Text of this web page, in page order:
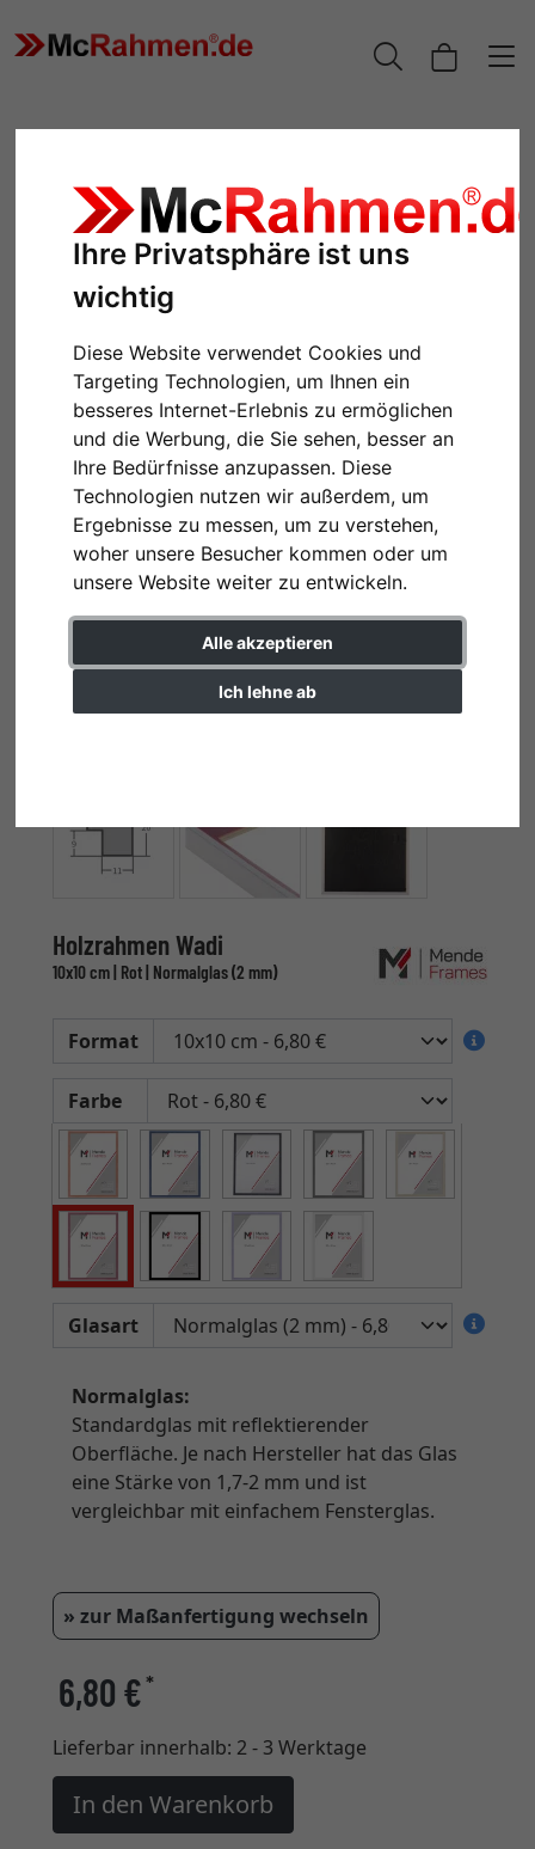
Ihre Privatsphäre ist uns
wichtig
Diese Website verwendet Cookies und
Targeting Technologien, um Ihnen ein
besseres Internet-Erlebnis zu ermöglichen
und die Werbung, die Sie sehen, besser an
Ihre Bedürfnisse anzupassen. Diese
Technologien nutzen wir außerdem, um
Ergebnisse zu messen, um zu verstehen,
woher unsere Besucher kommen oder um
unsere Website weiter zu entwickeln.
Alle akzeptieren
Ich lehne ab
Zurück
Holzrahmen Wadi
10x10 cm | Rot | Normalglas (2 mm)
Format
Farbe
Glasart
Normalglas:
Standardglas mit reflektierender
Oberfläche. Je nach Hersteller hat das Glas
eine Stärke von 1,7-2 mm und ist
vergleichbar mit einfachem Fensterglas.
» zur Maßanfertigung wechseln
6,80 €*
Lieferbar innerhalb: 2 - 3 Werktage
In den Warenkorb